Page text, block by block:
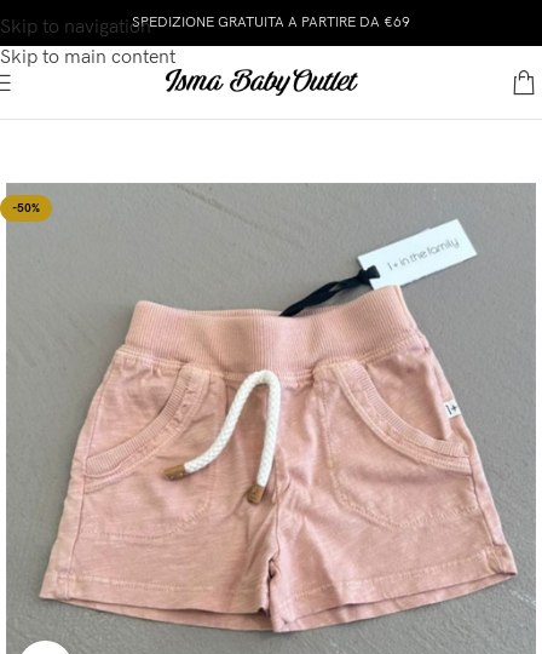
Skip to navigation
Skip to main content
SPEDIZIONE GRATUITA A PARTIRE DA €69
-50%